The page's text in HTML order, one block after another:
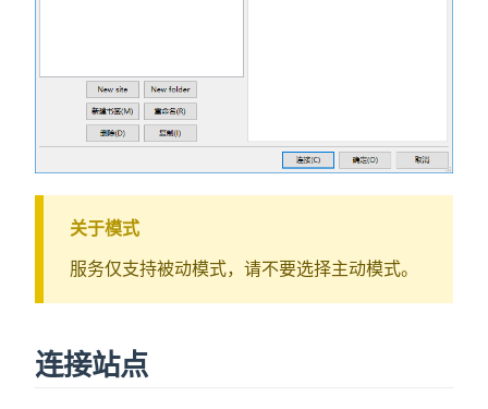
关于模式
服务仅支持被动模式，请不要选择主动模式。
连接站点